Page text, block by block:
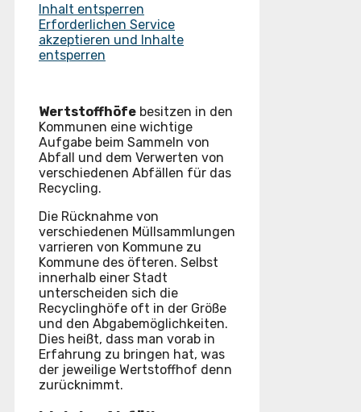
Inhalt entsperren
Erforderlichen Service
akzeptieren und Inhalte
entsperren
Wertstoffhöfe besitzen in den
Kommunen eine wichtige
Aufgabe beim Sammeln von
Abfall und dem Verwerten von
verschiedenen Abfällen für das
Recycling.
Die Rücknahme von
verschiedenen Müllsammlungen
varrieren von Kommune zu
Kommune des öfteren. Selbst
innerhalb einer Stadt
unterscheiden sich die
Recyclinghöfe oft in der Größe
und den Abgabemöglichkeiten.
Dies heißt, dass man vorab in
Erfahrung zu bringen hat, was
der jeweilige Wertstoffhof denn
zurücknimmt.